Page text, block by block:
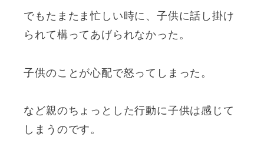
でもたまたま忙しい時に、子供に話し掛け
られて構ってあげられなかった。
子供のことが心配で怒ってしまった。
など親のちょっとした行動に子供は感じて
しまうのです。